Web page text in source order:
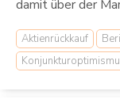
damit über der
Aktienrückkauf